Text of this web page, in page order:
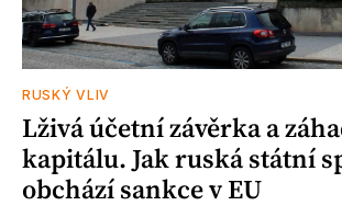
RUSKÝ VLIV
Lživá účetní závěrka a
kapitálu. Jak ruská státní
obchází sankce v EU